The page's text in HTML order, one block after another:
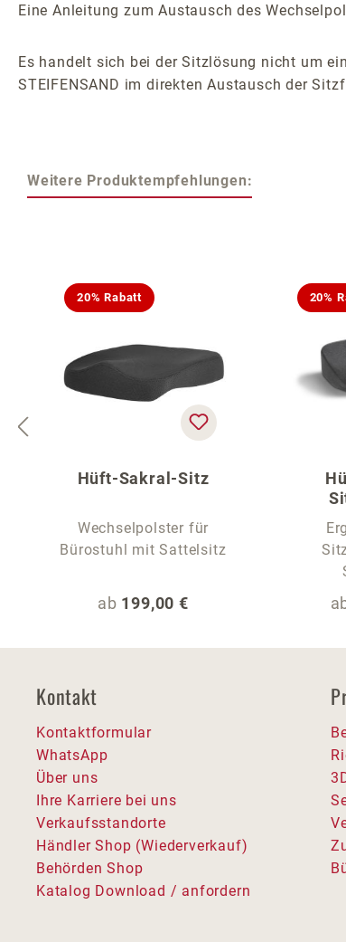
Eine Anleitung zum Austausch des
Es handelt sich bei der Sitzlösung nicht um
STEIFENSAND im direkten Austausch der
Weitere Produktempfehlungen:
20% Rabatt
Hüft-Sakral-Sitz
Wechselpolster für
Bürostuhl mit Sattelsitz
Regulärer Preis:
ab 199,00 €
20%
Kontakt
Kontaktformular
WhatsApp
Über uns
Ihre Karriere bei uns
Verkaufsstandorte
Händler Shop (Wiederverkauf)
Behörden Shop
Katalog Download / anfordern